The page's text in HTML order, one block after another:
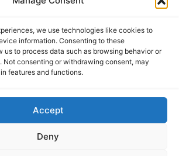
we use technologies like cookies to
information. Consenting to these
us to process data such as browsing behavior or
Not consenting or withdrawing consent, may
features and functions.
Accept
Deny
ചെസ്സ് മത്സരങ്ങൾക്ക് താലിബാൻ
മതപരമായ കാരണങ്ങളാൽ ചെസ്സ്
Read more
സൗഹൃദം